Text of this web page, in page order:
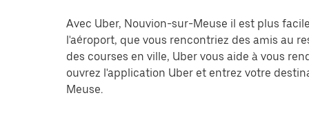
Avec Uber, Nouvion-sur-Meuse il est plus
l'aéroport, que vous rencontriez des amis au
des courses en ville, Uber vous aide à vous
ouvrez l'application Uber et entrez votre
Meuse.